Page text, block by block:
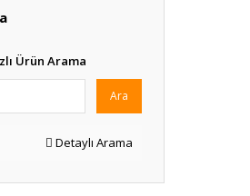
Ürün Arama
Ara
Detaylı Arama